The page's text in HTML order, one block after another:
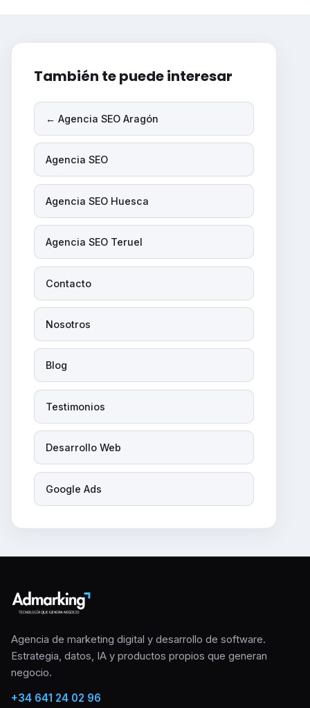
También te puede interesar
← Agencia SEO Aragón
Agencia SEO
Agencia SEO Huesca
Agencia SEO Teruel
Contacto
Nosotros
Blog
Testimonios
Desarrollo Web
Google Ads
Agencia de marketing digital y desarrollo de software.
Estrategia, datos, IA y productos propios que generan
negocio.
+34 641 24 02 96